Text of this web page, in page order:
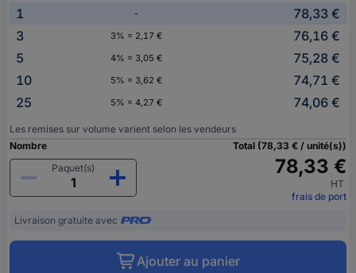
1 -
78,33 €
3
3% = 2,17 €
76,16 €
5
4% = 3,05 €
75,28 €
10
5% = 3,62 €
74,71 €
25
5% = 4,27 € 74,06 €
Les remises sur volume varient selon les vendeurs
Nombre
Paquet(s)
Total (78,33 € / unité(s))
78,33 €
HT
frais de port
Livraison gratuite avec
Ajouter au panier